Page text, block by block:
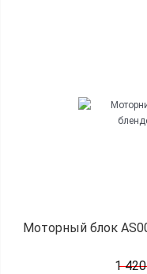
Моторный блок
1 420